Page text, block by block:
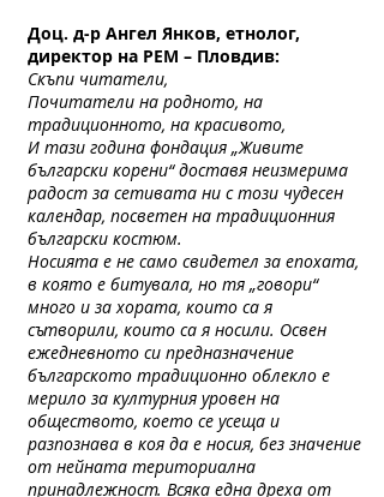
Доц. д-р Ангел Янков, етнолог,
директор на РЕМ – Пловдив:
Скъпи читатели,
Почитатели на родното, на
традиционното, на красивото,
И тази година фондация „Живите
български корени“ доставя неизмерима
радост за сетивата ни с този чудесен
календар, посветен на традиционния
български костюм.
Носията e не само свидетел за епохата,
в която е битувала, но тя „говори“
много и за хората, които са я
сътворили, които са я носили. Освен
ежедневното си предназначение
българското традиционно облекло e
мерило за културния уровен на
обществото, което се усеща и
разпознава в коя да е носия, без значение
от нейната териториална
принадлежност. Всяка една дреха от